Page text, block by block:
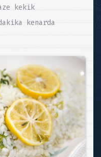
kekik
kenarda